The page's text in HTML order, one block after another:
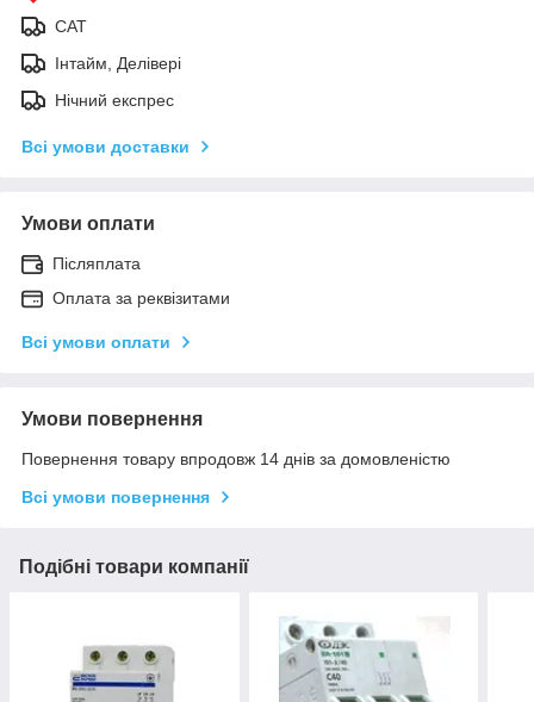
САТ
Інтайм, Делівері
Нічний експрес
Всі умови доставки
Умови оплати
Післяплата
Оплата за реквізитами
Всі умови оплати
Умови повернення
Повернення товару впродовж 14 днів за домовленістю
Всі умови повернення
Подібні товари компанії